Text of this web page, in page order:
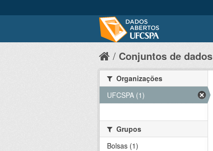
Conjuntos de dados
Organizações
UFCSPA (1)
Grupos
Bolsas (1)